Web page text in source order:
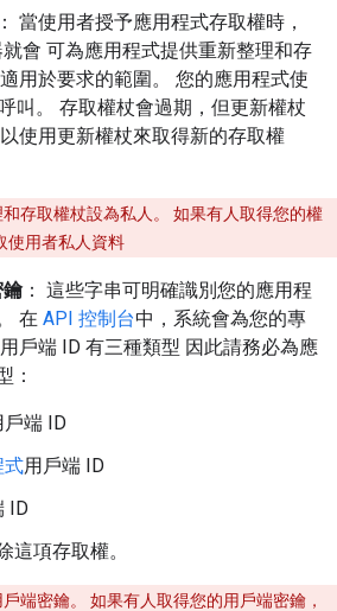
： 當使用者授予應用程式存取權時，
會 可為應用程式提供重新整理和存
用於要求的範圍。 您的應用程式使
叫。 存取權杖會過期，但更新權杖
使用更新權杖來取得新的存取權
和存取權杖設為私人。 如果有人取得您的權
使用者私人資料
鑰： 這些字串可明確識別您的應用程
在 API 控制台中，系統會為您的專
戶端 ID 有三種類型 因此請務必為應
：
戶端 ID
式用戶端 ID
ID
這項存取權。
戶端密鑰。 如果有人取得您的用戶端密鑰，